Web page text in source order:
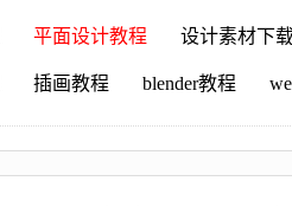
平面设计教程 设计素材下
插画教程 blender教程